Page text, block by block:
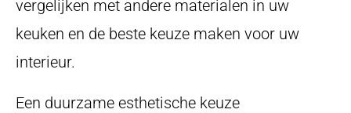
vergelijken met andere materialen in uw
keuken en de beste keuze maken voor uw
interieur.
Een duurzame esthetische keuze